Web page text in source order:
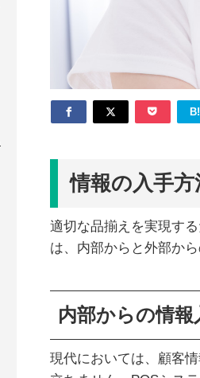
B!
情報の入手
適切な品揃えを実現す
は、内部からと外部か
内部からの情報
現代においては、顧客